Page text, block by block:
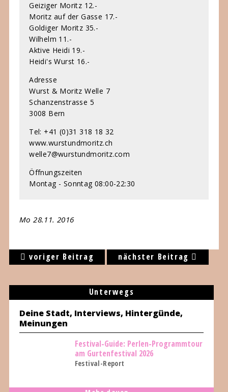
Geiziger Moritz 12.-
Moritz auf der Gasse 17.-
Goldiger Moritz 35.-
Wilhelm 11.-
Aktive Heidi 19.-
Heidi's Wurst 16.-
Adresse
Wurst & Moritz Welle 7
Schanzenstrasse 5
3008 Bern
Tel: +41 (0)31 318 18 32
www.wurstundmoritz.ch
welle7@wurstundmoritz.com
Öffnungszeiten
Montag - Sonntag 08:00-22:30
Mo 28.11. 2016
voriger Beitrag nächster Beitrag
Unterwegs
Deine Stadt, Interviews, Hintergünde,
Meinungen
Festival-Guide: Perlen-Programmtour
am Gurtenfestival 2026
Festival-Report